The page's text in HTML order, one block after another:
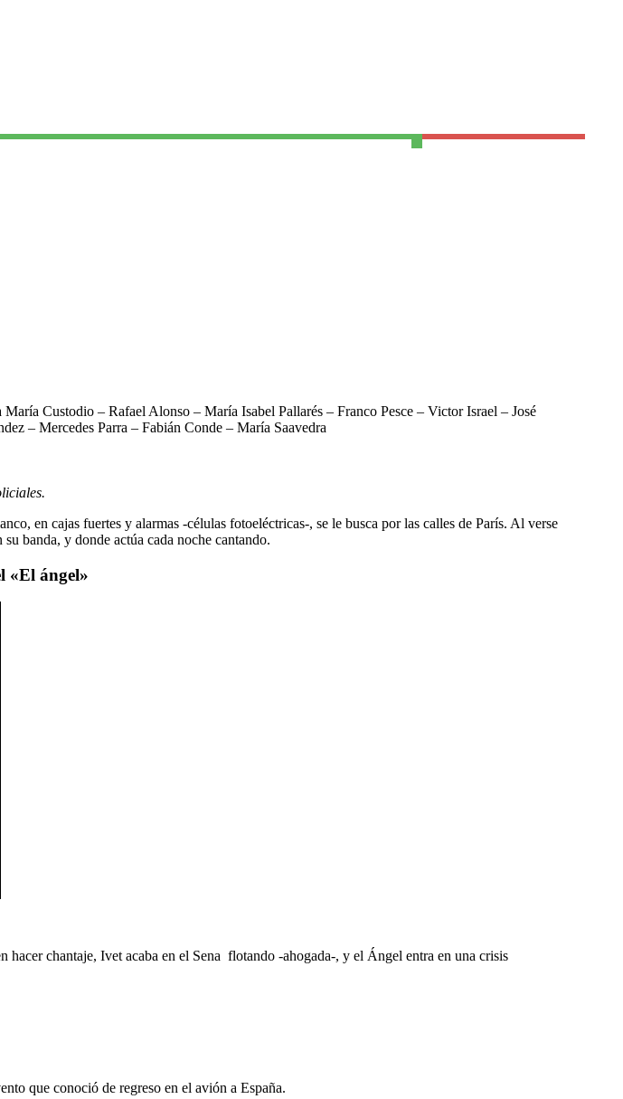
Custodio – Rafael Alonso – María Isabel Pallarés – Franco Pesce – Victor Israel – José
– Mercedes Parra – Fabián Conde – María Saavedra
en cajas fuertes y alarmas -células fotoeléctricas-, se le busca por las calles de París. Al verse
banda, y donde actúa cada noche cantando.
«El ángel»
chantaje, Ivet acaba en el Sena flotando -ahogada-, y el Ángel entra en una crisis
que conoció de regreso en el avión a España.